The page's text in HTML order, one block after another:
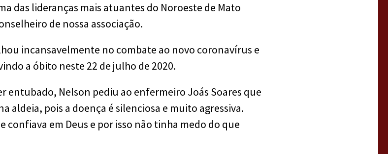
das lideranças mais atuantes do Noroeste de Mato
de nossa associação.
incansavelmente no combate ao novo coronavírus e
a óbito neste 22 de julho de 2020.
entubado, Nelson pediu ao enfermeiro Joás Soares que
aldeia, pois a doença é silenciosa e muito agressiva.
confiava em Deus e por isso não tinha medo do que